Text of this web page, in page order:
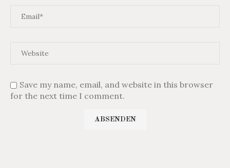
Save my name, email, and website in this browser
for the next time I comment.